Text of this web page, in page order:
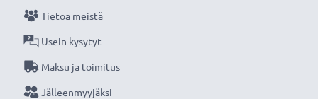
Tietoa meistä
Usein kysytyt
Maksu ja toimitus
Jälleenmyyjäksi